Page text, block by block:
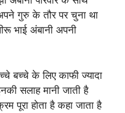
गुरु के तौर पर चुना था
भाई अंबानी अपनी
बच्चे के लिए काफी ज्यादा
सलाह मानी जाती है
पूरा होता है कहा जाता है